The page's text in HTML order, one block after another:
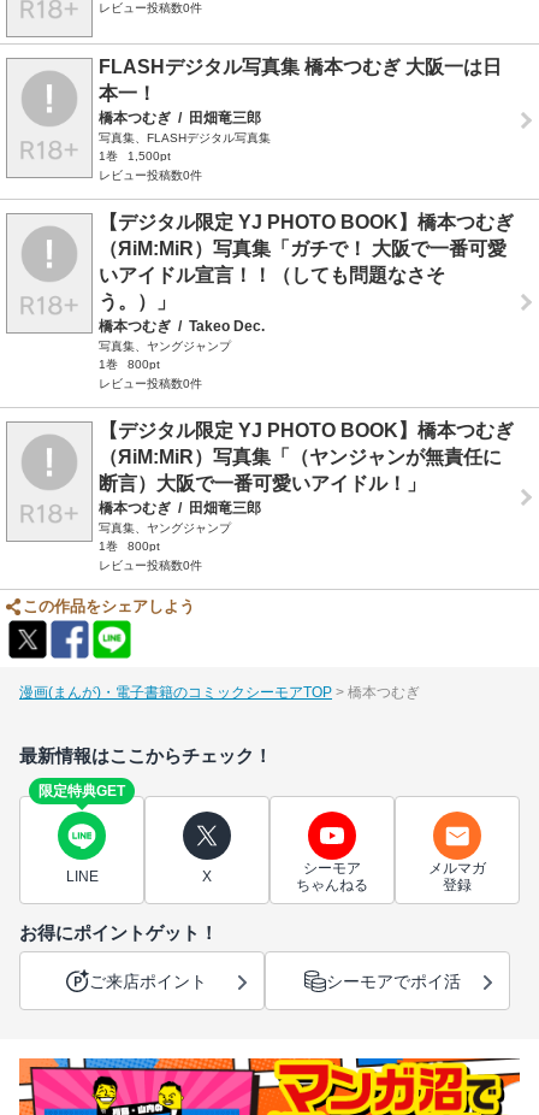
レビュー投稿数0件
FLASHデジタル写真集 橋本つむぎ 大阪一は日
本一！
橋本つむぎ / 田畑竜三郎
写真集、FLASHデジタル写真集
1巻
1,500pt
レビュー投稿数0件
【デジタル限定 YJ PHOTO BOOK】橋本つむぎ
（ЯiM:MiR）写真集「ガチで！ 大阪で一番可愛
いアイドル宣言！！（しても問題なさそ
う。）」
橋本つむぎ / Takeo Dec.
写真集、ヤングジャンプ
1巻
800pt
レビュー投稿数0件
【デジタル限定 YJ PHOTO BOOK】橋本つむぎ
（ЯiM:MiR）写真集「（ヤンジャンが無責任に
断言）大阪で一番可愛いアイドル！」
橋本つむぎ / 田畑竜三郎
写真集、ヤングジャンプ
1巻
800pt
レビュー投稿数0件
この作品をシェアしよう
漫画(まんが)・電子書籍のコミックシーモアTOP 橋本つむぎ
最新情報はここからチェック！
限定特典GET
LINE X
シーモア
ちゃんねる
メルマガ
登録
お得にポイントゲット！
ご来店ポイント シーモアでポイ活